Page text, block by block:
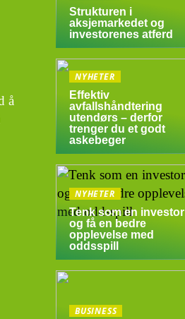
å
Strukturen i
aksjemarkedet og
investorenes atferd
NYHETER
Effektiv
avfallshåndtering
utendørs – derfor
trenger du et godt
askebeger
NYHETER
Tenk som en investor
og få en bedre
opplevelse med
oddsspill
BUSINESS